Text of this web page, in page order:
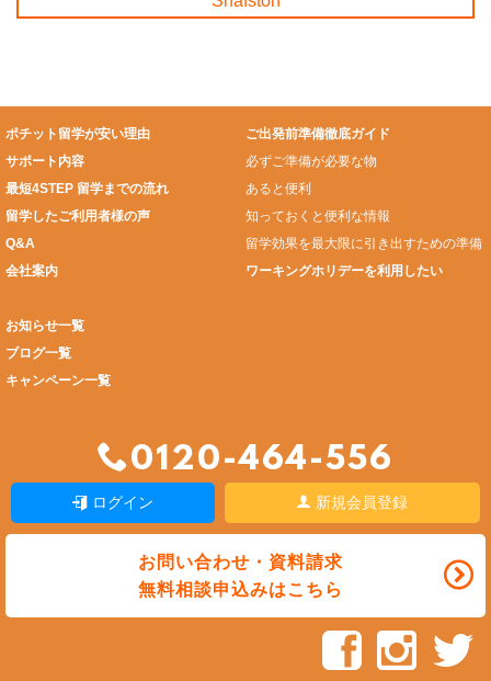
ポチット留学が安い理由
サポート内容
最短4STEP 留学までの流れ
留学したご利用者様の声
Q&A
会社案内
ご出発前準備徹底ガイド
必ずご準備が必要な物
あると便利
知っておくと便利な情報
留学効果を最大限に引き出すための準備
ワーキングホリデーを利用したい
お知らせ一覧
ブログ一覧
キャンペーン一覧
0120-464-556
ログイン 新規会員登録
お問い合わせ・資料請求
無料相談申込みはこちら